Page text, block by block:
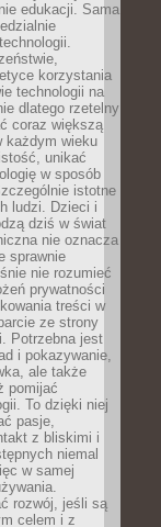
edukacji. Sama
korzystania
technologii na
dlatego rzetelny
coraz większą
każdym wieku
unikać
w sposób
istotne
ludzi. Dzieci i
dziś w świat
nie oznacza
sprawnie
nie rozumieć
prywatności
treści w
ze strony
Potrzebna jest
i pokazywanie,
ale także
pomijać
To dzięki niej
pasje,
z bliskimi i
niemal
w samej
rozwój, jeśli są
celem i z